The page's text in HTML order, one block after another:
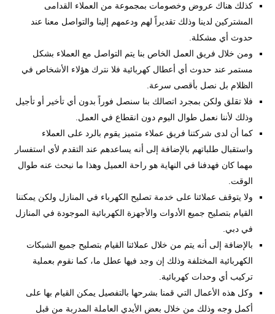
كذلك هناك عروض وخصومات بمجموعة من العملاء القدامى
المشتركين لدينا وذلك تقديراً لهم ودعمهم إلينا والتواصل معنا عند
حدوث أي مشكلة.
ومن خلال فريق العمل الخاص بنا يتم التواصل مع العملاء بشكل
مستمر عند حدوث أي أعطال كهربائية فلا نترك هؤلاء الأشخاص في
الظلام بل نصل بأقصى سرعة.
فلا تقلق ولكن بمجرد اتصالك بنا سنصل فوراً بدون أي تأخير أو تأجيل
وذلك لأننا نعمل طوال اليوم دون انقطاع في العمل.
كما أن لدى شركتنا فريق عملاء متميز يقوم بالرد على العملاء
واستقبال طلباتهم بالإضافة إلى أنه يساعدهم عند التقدم لأي استفسار
مهما كان فهدفنا في النهاية هو راحة العميل وهذا ما نبحث عنه طوال
الوقت.
ولا يتوقف عملائنا على خدمة تصليح الكهرباء في المنازل ولكن يمكننا
القيام بتصليح جميع الأدوات والأجهزة الكهربائية الموجودة في المنازل
في دبي.
بالإضافة إلى أنه يتم من خلال عملائنا القيام بتصليح جميع الشبكات
الكهربائية المختلفة وذلك إن وجد فيها عطل ما، كما نقوم بعملية
تركيب أي وحدات كهربائية.
وكل هذه الأعمال التي قمنا بشرحها بالتفصيل يمكن القيام بها على
أكمل وجه وذلك من خلال بعض الأيدي العاملة المدربة من قبل